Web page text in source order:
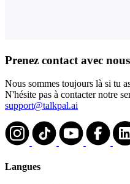
Prenez contact avec nous
Nous sommes toujours là si tu
N'hésite pas à contacter notre
support@talkpal.ai
Langues